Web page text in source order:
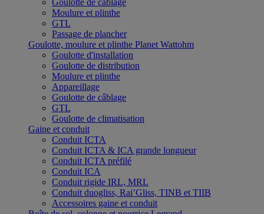
Goulotte de câblage
Moulure et plinthe
GTL
Passage de plancher
Goulotte, moulure et plinthe Planet Wattohm
Goulotte d'installation
Goulotte de distribution
Moulure et plinthe
Appareillage
Goulotte de câblage
GTL
Goulotte de climatisation
Gaine et conduit
Conduit ICTA
Conduit ICTA & ICA grande longueur
Conduit ICTA préfilé
Conduit ICA
Conduit rigide IRL, MRL
Conduit duogliss, Rai’Gliss, TINB et TIIB
Accessoires gaine et conduit